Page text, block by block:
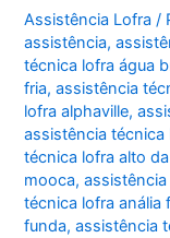
Assistência Lofra /
assistência,
técnica lofra água
fria,assistência
lofra alphaville,
assistência
técnica lofra alto
mooca,
técnica lofra anália
funda,assistência